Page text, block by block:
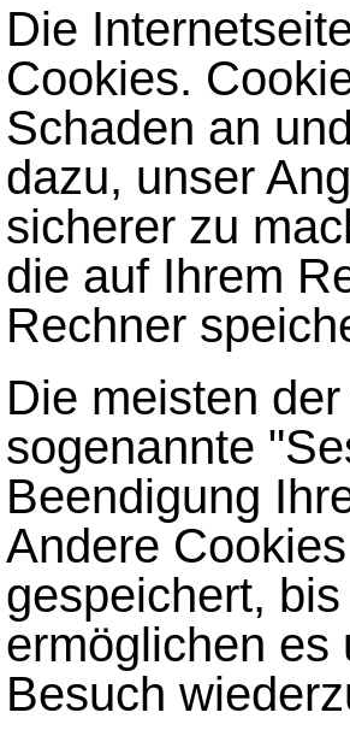
Die
Cookies.
Schaden an
dazu, unser
sicherer zu
die auf Ihrem
Rechner
Die meisten
sogenannte
Beendigung
Andere
gespeichert,
ermöglichen es
Besuch